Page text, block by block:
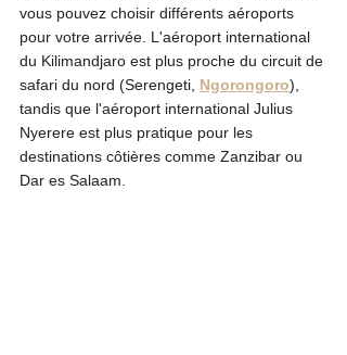
vous pouvez choisir différents aéroports
pour votre arrivée. L'aéroport international
du Kilimandjaro est plus proche du circuit de
safari du nord (Serengeti, Ngorongoro),
tandis que l'aéroport international Julius
Nyerere est plus pratique pour les
destinations côtières comme Zanzibar ou
Dar es Salaam.